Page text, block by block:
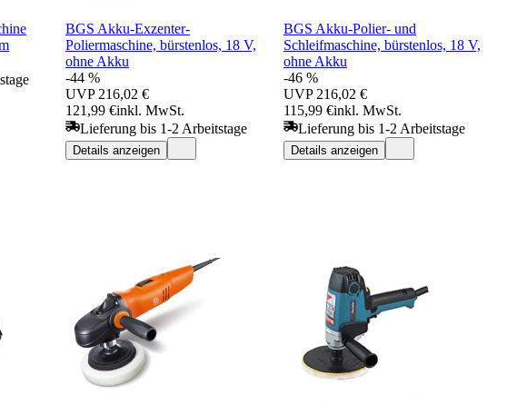
BGS Akku-Exzenter-
Poliermaschine, bürstenlos, 18 V,
ohne Akku
-44 %
UVP 216,02 €
121,99 €inkl. MwSt.
Lieferung bis 1-2 Arbeitstage
Details anzeigen
BGS Akku-Polier- und
Schleifmaschine, bürstenlos, 18 V,
ohne Akku
-46 %
UVP 216,02 €
115,99 €inkl. MwSt.
Lieferung bis 1-2 Arbeitstage
Details anzeigen